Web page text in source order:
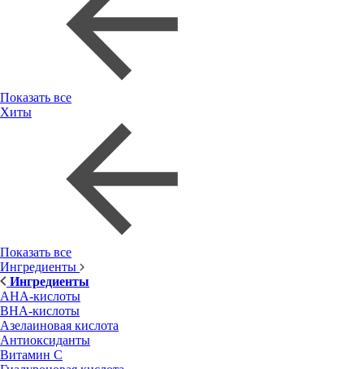
Показать все
Хиты
Показать все
Ингредиенты
Ингредиенты
AHA-кислоты
BHA-кислоты
Азелаиновая кислота
Антиоксиданты
Витамин С